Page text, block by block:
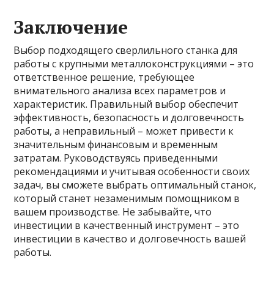
Заключение
Выбор подходящего сверлильного станка для
работы с крупными металлоконструкциями – это
ответственное решение, требующее
внимательного анализа всех параметров и
характеристик. Правильный выбор обеспечит
эффективность, безопасность и долговечность
работы, а неправильный – может привести к
значительным финансовым и временным
затратам. Руководствуясь приведенными
рекомендациями и учитывая особенности своих
задач, вы сможете выбрать оптимальный станок,
который станет незаменимым помощником в
вашем производстве. Не забывайте, что
инвестиции в качественный инструмент – это
инвестиции в качество и долговечность вашей
работы.